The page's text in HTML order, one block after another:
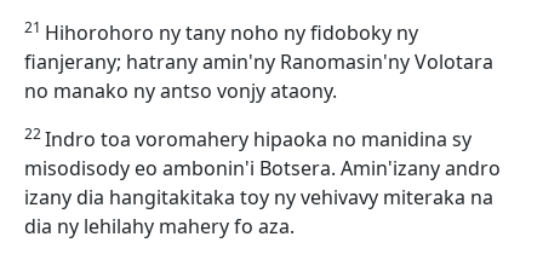
21 Hihorohoro ny tany noho ny fidoboky ny
fianjerany; hatrany amin'ny Ranomasin'ny Volotara
no manako ny antso vonjy ataony.
22Indro toa voromahery hipaoka no manidina sy
misodisody eo ambonin'i Botsera. Amin'izany andro
izany dia hangitakitaka toy ny vehivavy miteraka na
dia ny lehilahy mahery fo aza.